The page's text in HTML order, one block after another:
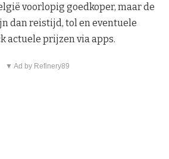
voorlopig goedkoper, maar de
dan reistijd, tol en eventuele
actuele prijzen via apps.
▼ Ad by Refinery89